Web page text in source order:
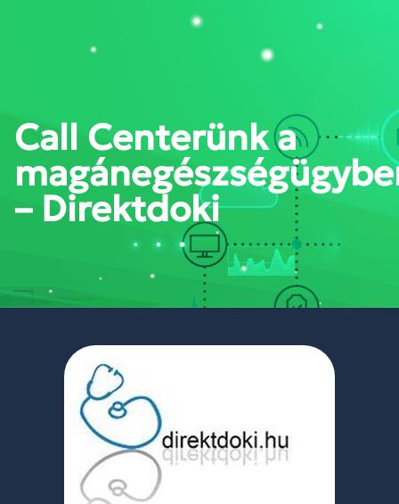
PORTÁL BELÉPÉS
Call Centerünk a
– Direktdoki